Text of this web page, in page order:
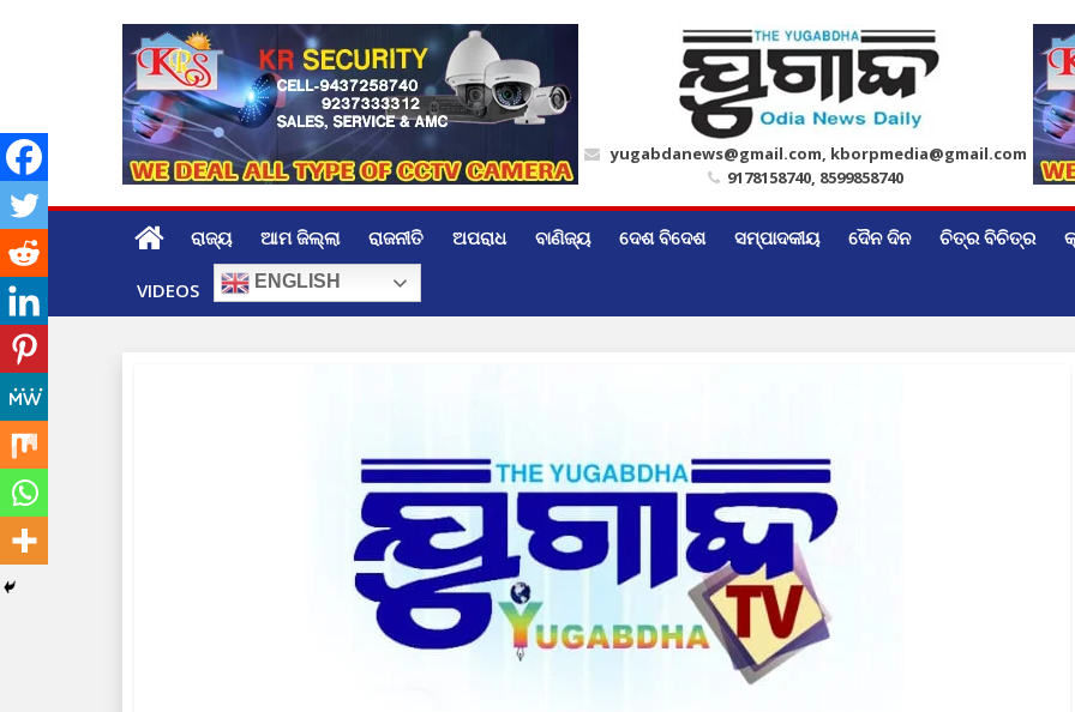
yugabdanews@gmail.com, kborpmedia@gmail.com
9178158740, 8599858740
ରାଜ୍ୟ ଆମ ଜିଲ୍ଲା ରାଜନୀତି ଅପରାଧ ବାଣିଜ୍ୟ ଦେଶ ବିଦେଶ ସମ୍ପାଦକୀୟ ଦୈନ ଦିନ ଚିତ୍ର ବିଚିତ୍ର
VIDEOS ENGLISH